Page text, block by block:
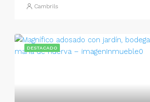
Cambrils
DESTACADO